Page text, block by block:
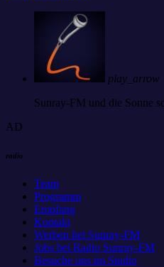
play_arrow
Sunray-FM und die Sonne
AD
radio
Team
Programm
Empfang
Kontakt
Werben bei Sunray-FM
Jobs bei Radio Sunray-FM
Besuche uns im Studio